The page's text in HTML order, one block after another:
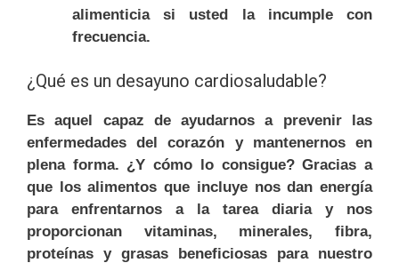
alimenticia si usted la incumple con
frecuencia.
¿Qué es un desayuno cardiosaludable?
Es aquel capaz de ayudarnos a prevenir las
enfermedades del corazón y mantenernos en
plena forma. ¿Y cómo lo consigue? Gracias a
que los alimentos que incluye nos dan energía
para enfrentarnos a la tarea diaria y nos
proporcionan vitaminas, minerales, fibra,
proteínas y grasas beneficiosas para nuestro